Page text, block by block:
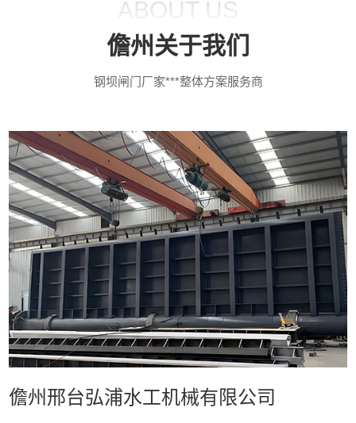
ABOUT US
儋州关于我们
钢坝闸门厂家***整体方案服务商
儋州邢台弘浦水工机械有限公司